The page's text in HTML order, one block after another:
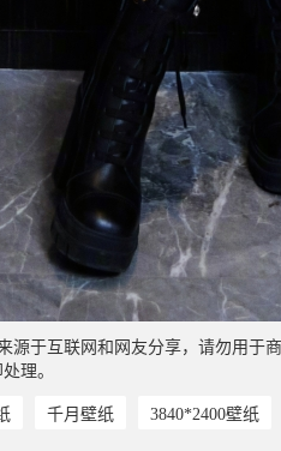
源于互联网和网友分享，请勿用
理。
千月壁纸 3840*2400壁纸